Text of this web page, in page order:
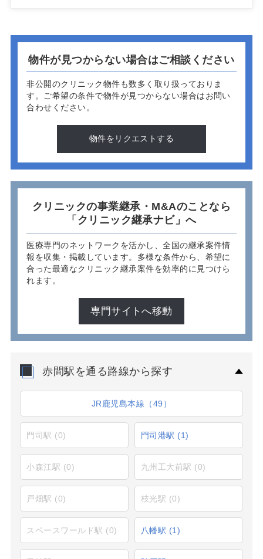
物件が見つからない場合はご相談ください
非公開のクリニック物件も数多く取り扱っておりま
す。 ご希望の条件で物件が見つからない場合はお問い
合わせください。
物件をリクエストする
クリニックの事業継承・M&Aのことなら
「クリニック継承ナビ」へ
医療専門のネットワークを活かし、全国の継承案件情
報を収集・掲載しています。多様な条件から、希望に
合った最適なクリニック継承案件を効率的に見つけら
れます。
専門サイトへ移動
赤間駅を通る路線から探す
JR鹿児島本線（49）
門司駅 (0) 門司港駅 (1)
小森江駅 (0) 九州工大前駅 (0)
戸畑駅 (0) 枝光駅 (0)
スペースワールド駅 (0) 八幡駅 (1)